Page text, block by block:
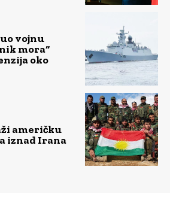
vojnu
mora“
oko
američku
iznad Irana